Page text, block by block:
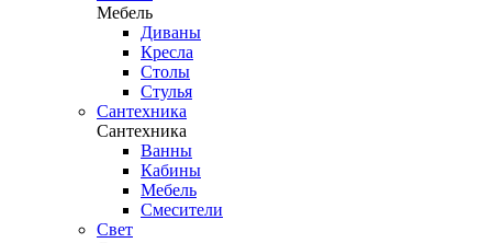
Мебель
Диваны
Кресла
Столы
Стулья
Сантехника
Сантехника
Ванны
Кабины
Мебель
Смесители
Свет